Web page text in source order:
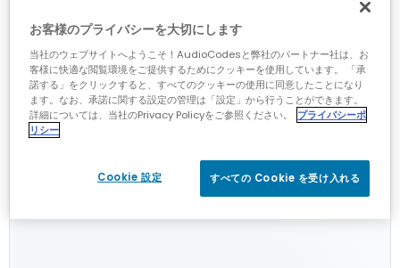
Actis
Actis
Voiron, France
お客様のプライバシーを大切にします
当社のウェブサイトへようこそ！AudioCodesと弊社のパートナー社は、お
客様に快適な閲覧環境をご提供するためにクッキーを使用しています。 「承
諾する」をクリックすると、すべてのクッキーの使用に同意したことになり
ます。なお、承諾に関する設定の管理は「設定」から行うことができます。
詳細については、当社のPrivacy Policyをご参照ください。
プライバシーポ
リシー
Cookie 設定 すべての Cookie を受け入れる